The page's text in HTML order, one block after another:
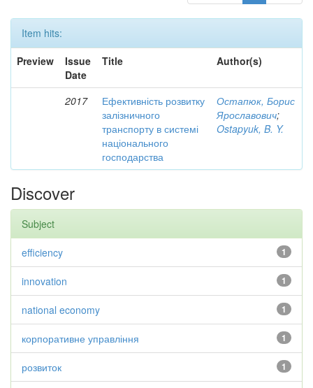
Item hits:
Preview
Issue
Date
Title Author(s)
2017
Ефективність розвитку
залізничного
транспорту в системі
національного
господарства
Остапюк, Борис
Ярославович;
Ostapyuk, B. Y.
Discover
Subject
1
efficiency
1
innovation
1
national economy
1
корпоративне управління
1
розвиток